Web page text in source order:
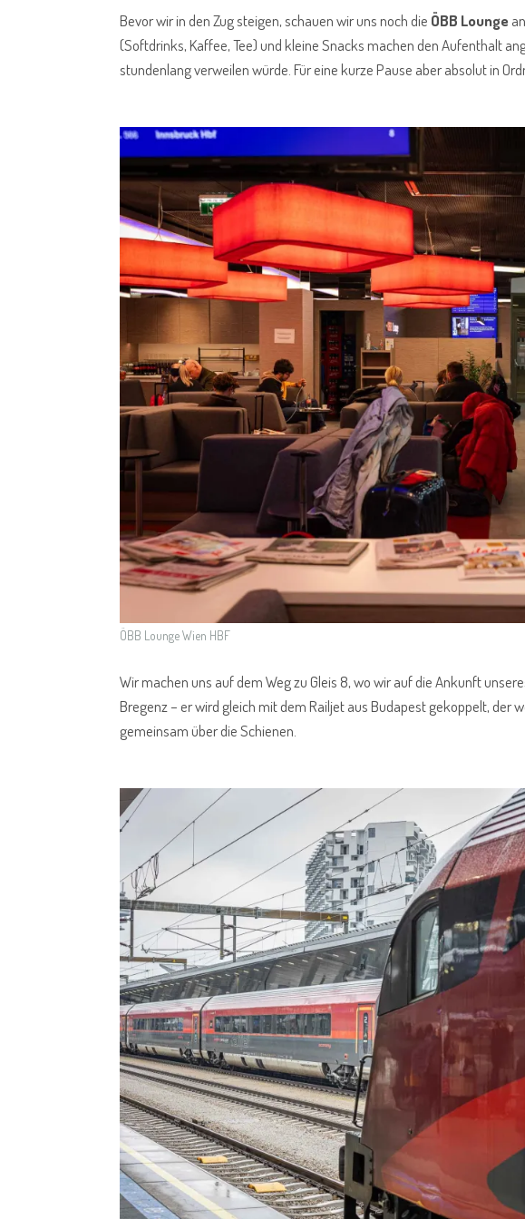
Bevor wir in den Zug steigen, schauen wir uns noch die ÖBB Lounge
(Softdrinks, Kaffee, Tee) und kleine Snacks machen den Aufenthalt
stundenlang verweilen würde. Für eine kurze Pause aber absolut in
ÖBB Lounge Wien HBF
Wir machen uns auf dem Weg zu Gleis 8, wo wir auf die Ankunft
Bregenz – er wird gleich mit dem Railjet aus Budapest gekoppelt, der
gemeinsam über die Schienen.